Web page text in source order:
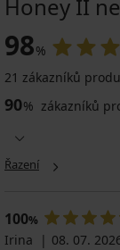
Honey II
98%
21 zákazníků
90% zákazníků
Řazení
100%
Irina
08. 07.